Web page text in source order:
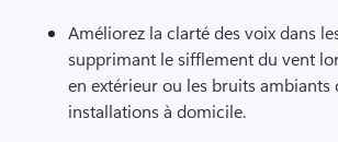
Améliorez la clarté des voix dans
supprimant le sifflement du vent
en extérieur ou les bruits ambiants
installations à domicile.